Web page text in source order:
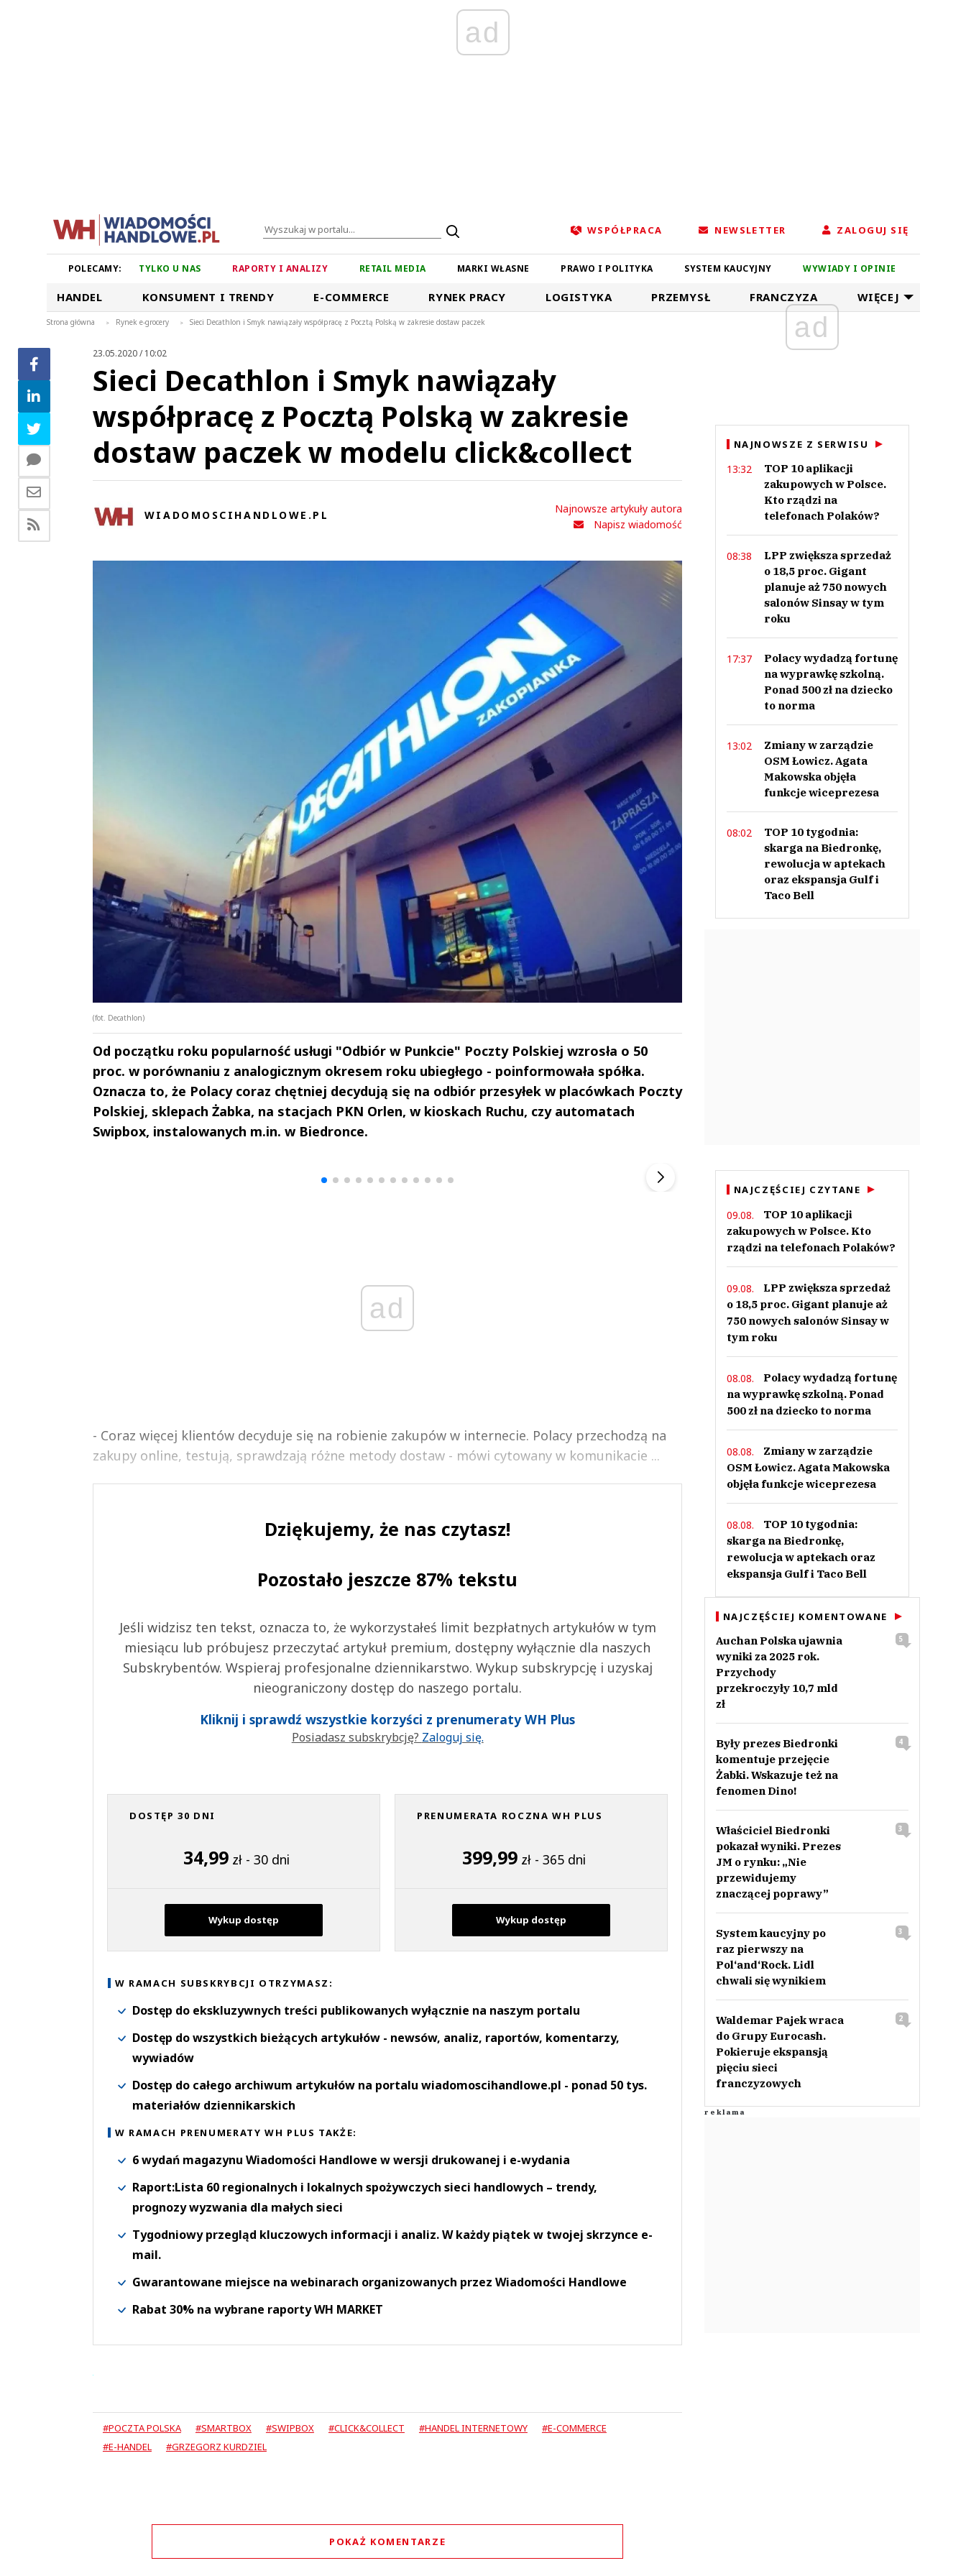
ad
WSPÓŁPRACA NEWSLETTER ZALOGUJ SIĘ
POLECAMY: TYLKO U NAS RAPORTY I ANALIZY RETAIL MEDIA MARKI WŁASNE PRAWO I POLITYKA SYSTEM KAUCYJNY WYWIADY I OPINIE
HANDEL KONSUMENT I TRENDY E-COMMERCE RYNEK PRACY LOGISTYKA PRZEMYSŁ FRANCZYZA WIĘCEJ
Strona główna > Rynek e-grocery > Sieci Decathlon i Smyk nawiązały współpracę z Pocztą Polską w zakresie dostaw paczek
23.05.2020 / 10:02
Sieci Decathlon i Smyk nawiązały
współpracę z Pocztą Polską w zakresie
dostaw paczek w modelu click&collect
WIADOMOSCIHANDLOWE.PL
Najnowsze artykuły autora
Napisz wiadomość
(fot. Decathlon)
Od początku roku popularność usługi "Odbiór w Punkcie" Poczty Polskiej wzrosła o 50
proc. w porównaniu z analogicznym okresem roku ubiegłego - poinformowała spółka.
Oznacza to, że Polacy coraz chętniej decydują się na odbiór przesyłek w placówkach Poczty
Polskiej, sklepach Żabka, na stacjach PKN Orlen, w kioskach Ruchu, czy automatach
Swipbox, instalowanych m.in. w Biedronce.
ad
- Coraz więcej klientów decyduje się na robienie zakupów w internecie. Polacy przechodzą na
zakupy online, testują, sprawdzają różne metody dostaw - mówi cytowany w komunikacie ...
Dziękujemy, że nas czytasz!
Pozostało jeszcze 87% tekstu
Jeśli widzisz ten tekst, oznacza to, że wykorzystałeś limit bezpłatnych artykułów w tym
miesiącu lub próbujesz przeczytać artykuł premium, dostępny wyłącznie dla naszych
Subskrybentów. Wspieraj profesjonalne dziennikarstwo. Wykup subskrypcję i uzyskaj
nieograniczony dostęp do naszego portalu.
Kliknij i sprawdź wszystkie korzyści z prenumeraty WH Plus
Posiadasz subskrybcję? Zaloguj się.
DOSTĘP 30 DNI
34,99 zł - 30 dni
Wykup dostęp
PRENUMERATA ROCZNA WH PLUS
399,99 zł - 365 dni
Wykup dostęp
W RAMACH SUBSKRYBCJI OTRZYMASZ:
Dostęp do ekskluzywnych treści publikowanych wyłącznie na naszym portalu
Dostęp do wszystkich bieżących artykułów - newsów, analiz, raportów, komentarzy,
wywiadów
Dostęp do całego archiwum artykułów na portalu wiadomoscihandlowe.pl - ponad 50 tys.
materiałów dziennikarskich
W RAMACH PRENUMERATY WH PLUS TAKŻE:
6 wydań magazynu Wiadomości Handlowe w wersji drukowanej i e-wydania
Raport:Lista 60 regionalnych i lokalnych spożywczych sieci handlowych – trendy,
prognozy wyzwania dla małych sieci
Tygodniowy przegląd kluczowych informacji i analiz. W każdy piątek w twojej skrzynce e-
mail.
Gwarantowane miejsce na webinarach organizowanych przez Wiadomości Handlowe
Rabat 30% na wybrane raporty WH MARKET
#POCZTA POLSKA #SMARTBOX #SWIPBOX #CLICK&COLLECT #HANDEL INTERNETOWY
#E-COMMERCE
#E-HANDEL
#GRZEGORZ KURDZIEL
POKAŻ KOMENTARZE
Andrzej i Marta
Marta i Andrzej
ad
NAJNOWSZE Z SERWISU
13:32
TOP 10 aplikacji
zakupowych w Polsce.
Kto rządzi na
telefonach Polaków?
08:38
LPP zwiększa sprzedaż
o 18,5 proc. Gigant
planuje aż 750 nowych
salonów Sinsay w tym
roku
17:37
Polacy wydadzą fortunę
na wyprawkę szkolną.
Ponad 500 zł na dziecko
to norma
13:02
Zmiany w zarządzie
OSM Łowicz. Agata
Makowska objęła
funkcje wiceprezesa
08:02
TOP 10 tygodnia:
skarga na Biedronkę,
rewolucja w aptekach
oraz ekspansja Gulf i
Taco Bell
NAJCZĘŚCIEJ CZYTANE
09.08.
TOP 10 aplikacji
zakupowych w Polsce. Kto
rządzi na telefonach Polaków?
09.08.
LPP zwiększa sprzedaż
o 18,5 proc. Gigant planuje aż
750 nowych salonów Sinsay w
tym roku
08.08.
Polacy wydadzą fortunę
na wyprawkę szkolną. Ponad
500 zł na dziecko to norma
08.08.
Zmiany w zarządzie
OSM Łowicz. Agata Makowska
objęła funkcje wiceprezesa
08.08.
TOP 10 tygodnia:
skarga na Biedronkę,
rewolucja w aptekach oraz
ekspansja Gulf i Taco Bell
NAJCZĘŚCIEJ KOMENTOWANE
Auchan Polska ujawnia
wyniki za 2025 rok.
Przychody
przekroczyły 10,7 mld
zł
5
Były prezes Biedronki
komentuje przejęcie
Żabki. Wskazuje też na
fenomen Dino!
4
Właściciel Biedronki
pokazał wyniki. Prezes
JM o rynku: „Nie
przewidujemy
znaczącej poprawy”
3
System kaucyjny po
raz pierwszy na
Pol‘and‘Rock. Lidl
chwali się wynikiem
3
Waldemar Pajek wraca
do Grupy Eurocash.
Pokieruje ekspansją
pięciu sieci
franczyzowych
2